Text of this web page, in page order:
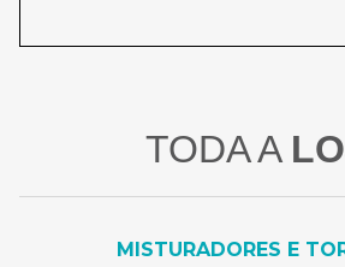
TODA A
MISTURADORES E